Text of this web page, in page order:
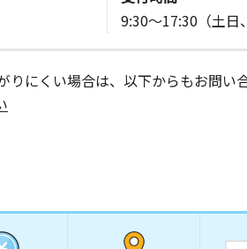
9:30～17:30（土日
にくい場合は、以下からもお問い